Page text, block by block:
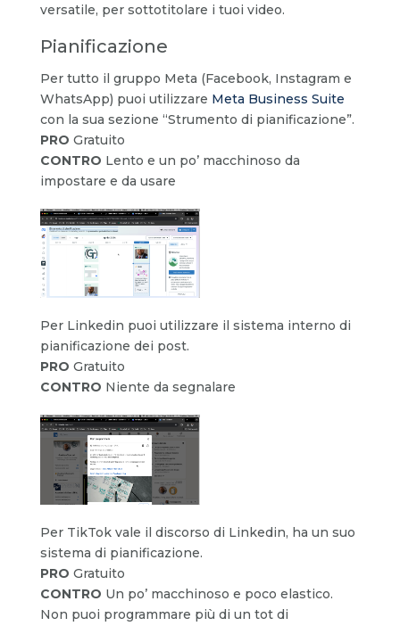
versatile, per sottotitolare i tuoi video.
Pianificazione
Per tutto il gruppo Meta (Facebook, Instagram e
WhatsApp) puoi utilizzare Meta Business Suite
con la sua sezione “Strumento di pianificazione”.
PRO Gratuito
CONTRO Lento e un po’ macchinoso da
impostare e da usare
Per Linkedin puoi utilizzare il sistema interno di
pianificazione dei post.
PRO Gratuito
CONTRO Niente da segnalare
Per TikTok vale il discorso di Linkedin, ha un suo
sistema di pianificazione.
PRO Gratuito
CONTRO Un po’ macchinoso e poco elastico.
Non puoi programmare più di un tot di